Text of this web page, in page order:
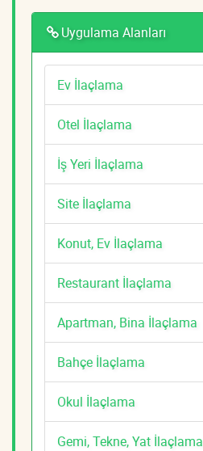
Uygulama Alanları
Ev İlaçlama
Otel İlaçlama
İş Yeri İlaçlama
Site İlaçlama
Konut, Ev İlaçlama
Restaurant İlaçlama
Apartman, Bina İlaçlama
Bahçe İlaçlama
Okul İlaçlama
Gemi, Tekne, Yat İlaçlama